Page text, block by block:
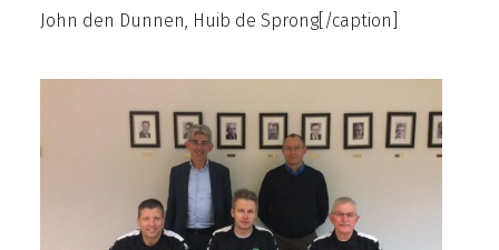
John den Dunnen, Huib de Sprong[/caption]